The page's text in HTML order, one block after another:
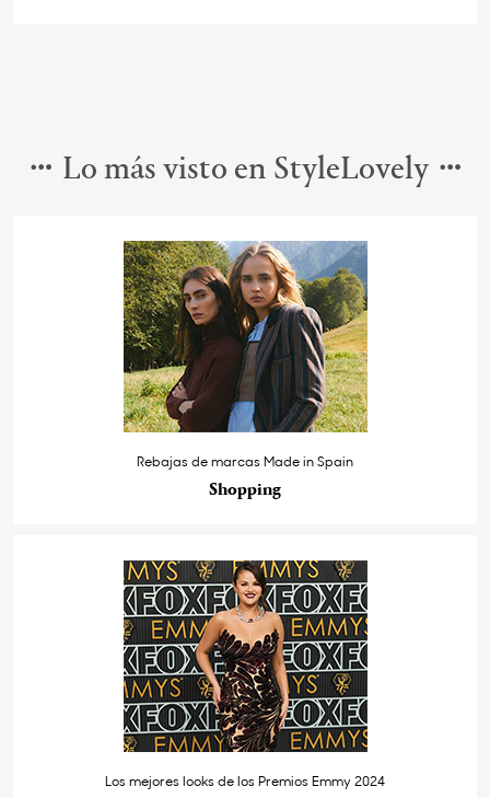
Lo más visto en StyleLovely
Rebajas de marcas Made in Spain
Shopping
Los mejores looks de los Premios Emmy 2024